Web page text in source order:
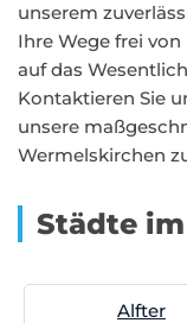
unserem
Ihre Wege frei
auf das
Kontaktieren Sie
unsere
Wermelskirchen
Städte
Alfter